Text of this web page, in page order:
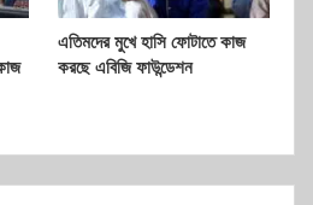
এতিমদের মুখে হাসি ফোটাতে কাজ
করছে এবিজি ফাউন্ডেশন